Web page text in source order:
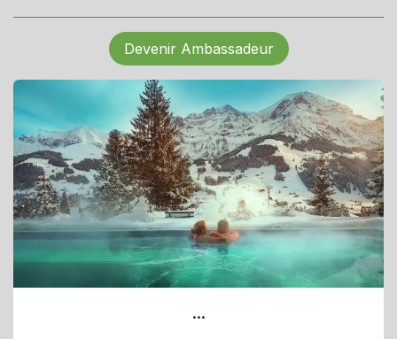
Devenir Ambassadeur
...